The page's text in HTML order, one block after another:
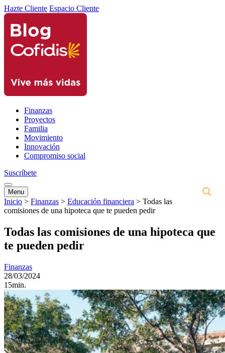
Hazte Cliente Espacio Cliente
Finanzas
Proyectos
Familia
Movimiento
Innovación
Compromiso social
Suscríbete
Menu
Inicio > Finanzas > Educación financiera > Todas las
comisiones de una hipoteca que te pueden pedir
Todas las comisiones de una hipoteca que
te pueden pedir
Finanzas
28/03/2024
15min.